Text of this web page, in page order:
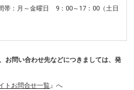
帯：月～金曜日 9：00～17：00 （土日
お問い合わせ先などにつきましては、発
トお問合せ一覧 』へ